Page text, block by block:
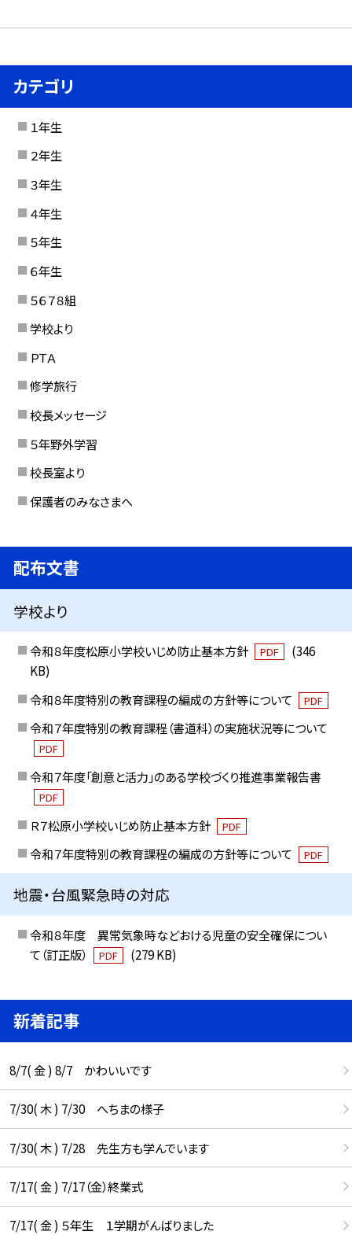
カテゴリ
１年生
２年生
３年生
４年生
５年生
６年生
５６７８組
学校より
ＰＴＡ
修学旅行
校長メッセージ
５年野外学習
校長室より
保護者のみなさまへ
配布文書
学校より
令和８年度松原小学校いじめ防止基本方針 PDF
(346
KB)
令和８年度特別の教育課程の編成の方針等について
PDF
令和７年度特別の教育課程（書道科）の実施状況等について
PDF
令和７年度「創意と活力」のある学校づくり推進事業報告書
PDF
Ｒ７松原小学校いじめ防止基本方針 PDF
令和７年度特別の教育課程の編成の方針等について PDF
地震・台風緊急時の対応
令和８年度 異常気象時などおける児童の安全確保につい
て（訂正版）
PDF (279 KB)
新着記事
8/7( 金 ) 8/7 かわいいです
7/30( 木 ) 7/30 へちまの様子
7/30( 木 ) 7/28 先生方も学んでいます
7/17( 金 ) 7/17（金）終業式
7/17( 金 ) ５年生 １学期がんばりました